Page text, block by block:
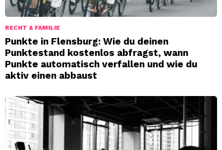
RECHT & FAMILIE
Punkte in Flensburg: Wie du deinen
Punktestand kostenlos abfragst, wann
Punkte automatisch verfallen und wie du
aktiv einen abbaust